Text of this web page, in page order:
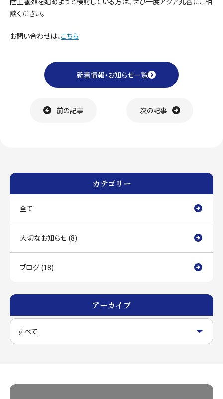
談ください。
お問い合わせは、こちら
新着情報・お知らせ一覧
前の記事 次の記事
カテゴリー
全て
大切なお知らせ (8)
ブログ (18)
アーカイブ